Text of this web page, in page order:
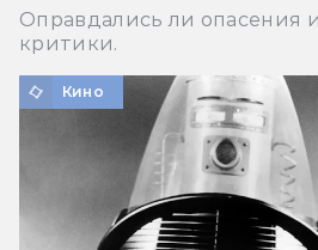
Оправдались ли опасения
критики.
Кино